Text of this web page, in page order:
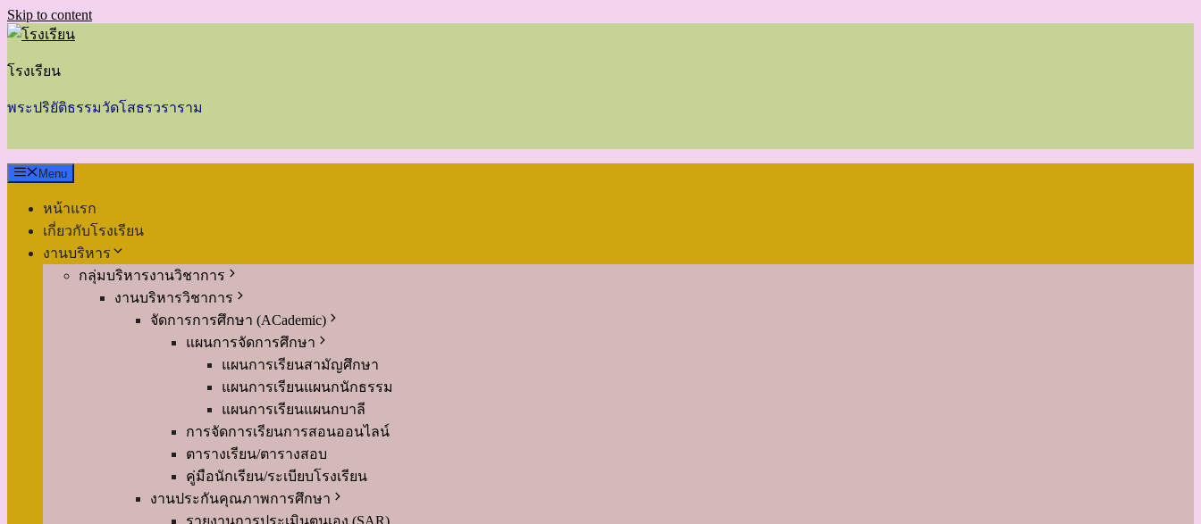
Skip to content
โรงเรียน
พระปริยัติธรรมวัดโสธรวราราม
Menu
หน้าแรก
เกี่ยวกับโรงเรียน
งานบริหาร
กลุ่มบริหารงานวิชาการ
งานบริหารวิชาการ
จัดการการศึกษา (ACademic)
แผนการจัดการศึกษา
แผนการเรียนสามัญศึกษา
แผนการเรียนแผนกนักธรรม
แผนการเรียนแผนกบาลี
การจัดการเรียนการสอนออนไลน์
ตารางเรียน/ตารางสอบ
คู่มือนักเรียน/ระเบียบโรงเรียน
งานประกันคุณภาพการศึกษา